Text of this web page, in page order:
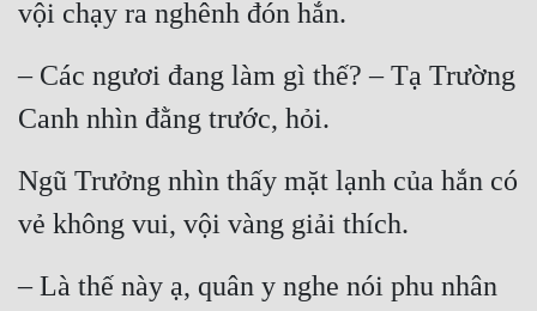
Trinh Thám
Trùng Sinh
Trọng Sinh
Tu Chân
vội chạy ra nghênh đón hắn.
– Các ngươi đang làm gì thế? – Tạ Trường
Canh nhìn đằng trước, hỏi.
Ngũ Trưởng nhìn thấy mặt lạnh của hắn có
vẻ không vui, vội vàng giải thích.
– Là thế này ạ, quân y nghe nói phu nhân